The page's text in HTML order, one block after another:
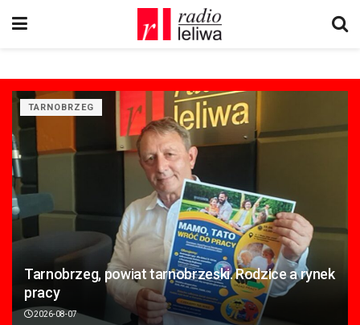
TARNOBRZEG
Tarnobrzeg, powiat tarnobrzeski. Rodzice a rynek
pracy
2026-08-07